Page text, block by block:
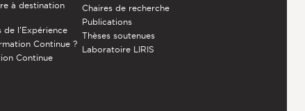
à destination
l’Expérience
Continue ?
Continue
Chaires de recherche
Publications
Thèses soutenues
Laboratoire LIRIS